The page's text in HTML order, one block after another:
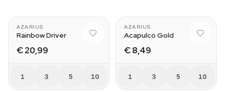
AZARIUS
Rainbow Driver
€ 20,99
1 3 5 10
AZARIUS
Acapulco Gold
€ 8,49
1 3 5 10